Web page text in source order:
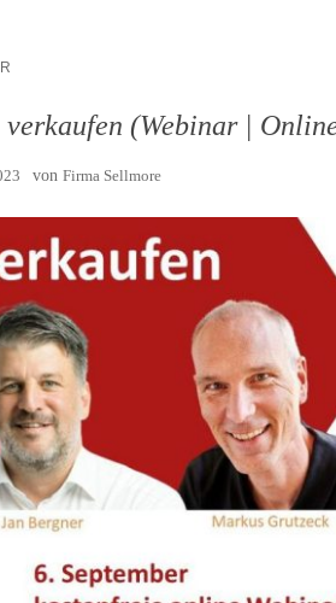
(Webinar |
von Firma Sellmore